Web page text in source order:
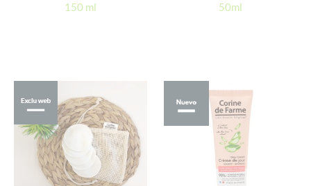
150 ml 50ml